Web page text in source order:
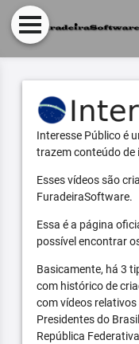
Interesse Público é
trazem conteúdo de
Esses vídeos são
FuradeiraSoftware.
Essa é a página
possível encontrar
Basicamente, há 3
com histórico de
com vídeos relativos
Presidentes do
República